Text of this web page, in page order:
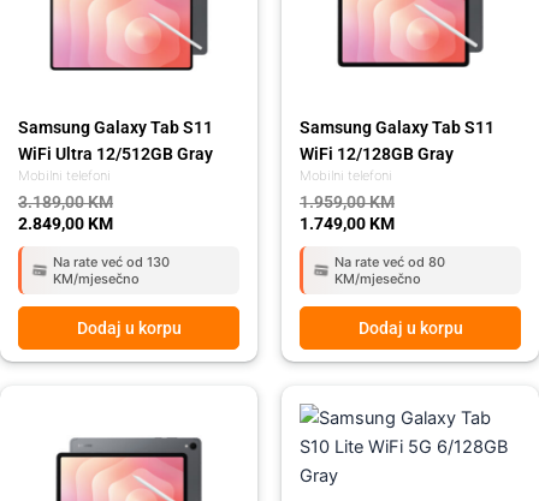
Mobilni telefoni
Samsung Galaxy Tab S11
WiFi Ultra 12/512GB Gray
3.189,00KM
2.849,00KM
Na rate već od 130
KM/mjesečno
Dodaj u korpu
Mobilni telefoni
Samsung Galaxy Tab S11
WiFi 12/128GB Gray
1.959,00KM
1.749,00KM
Na rate već od 80
KM/mjesečno
Dodaj u korpu
2.079,00 KM.
1.859,00 KM.
price
was:
999,00 KM.
price
is:
899,00 KM.